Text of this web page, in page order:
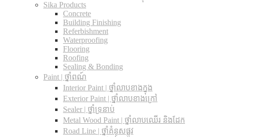
Sika Products
Concrete
Building Finishing
Referbishment
Waterproofing
Flooring
Roofing
Sealing & Bonding
Paint | ថ្នាំពណ៍
Interior Paint | ថ្នាំលាបខាងក្នុង
Exterior Paint | ថ្នាំលាបខាងក្រៅ
Sealer | ថ្នាំទ្រនាប់
Metal Wood Paint | ថ្នាំលាបឈើរ និងដែក
Road Line | ថ្នាំគំនូសផ្លូវ